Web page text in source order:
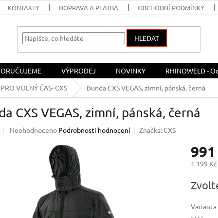
KONTAKTY DOPRAVA A PLATBA OBCHODNÍ PODMÍNKY
HLEDAT
VÝPRODEJ NOVINKY RHINOWELD -
VOLNÝ ČAS- CXS Bunda CXS VEGAS, zimní, pánská, černá
CXS VEGAS, zimní, pánská, černá
Průměrné
Neohodnoceno Podrobnosti hodnocení Značka: CXS
1 199
cena:
Varianta